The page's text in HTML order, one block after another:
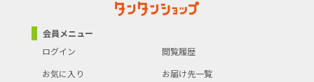
会員メニュー
ログイン
閲覧履歴
お気に入り
お届け先一覧